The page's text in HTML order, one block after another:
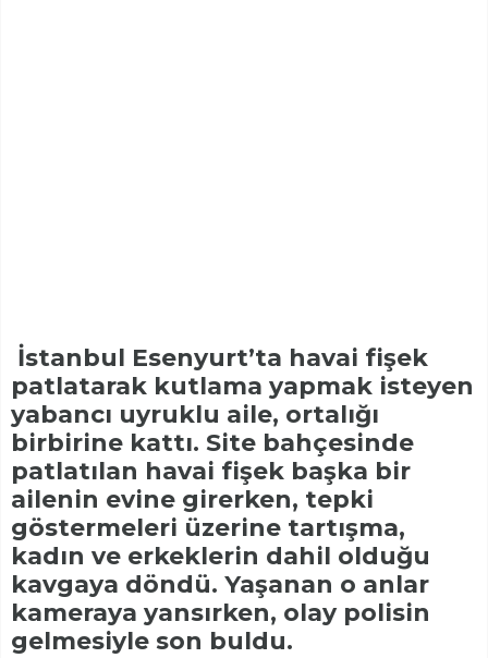
İstanbul Esenyurt’ta havai fişek
patlatarak kutlama yapmak isteyen
yabancı uyruklu aile, ortalığı
birbirine kattı. Site bahçesinde
patlatılan havai fişek başka bir
ailenin evine girerken, tepki
göstermeleri üzerine tartışma,
kadın ve erkeklerin dahil olduğu
kavgaya döndü. Yaşanan o anlar
kameraya yansırken, olay polisin
gelmesiyle son buldu.